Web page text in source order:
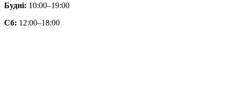
Будні: 10:00–19:00
Сб: 12:00–18:00